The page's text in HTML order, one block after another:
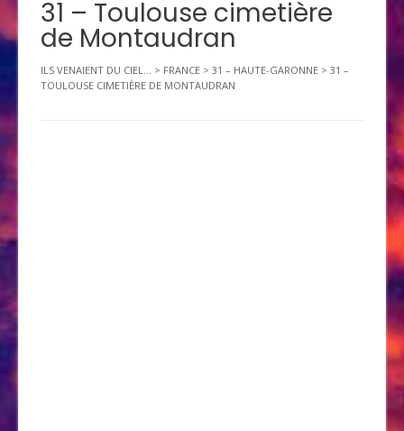
31 – Toulouse cimetière
de Montaudran
ILS VENAIENT DU CIEL... > FRANCE > 31 – HAUTE-GARONNE > 31 –
TOULOUSE CIMETIÈRE DE MONTAUDRAN